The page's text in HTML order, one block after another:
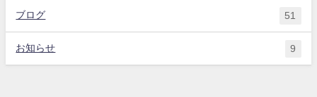
ブログ 51
お知らせ 9